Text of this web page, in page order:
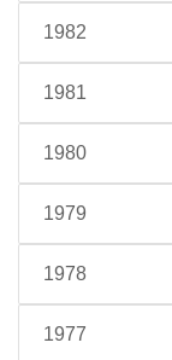
1982
1981
1980
1979
1978
1977